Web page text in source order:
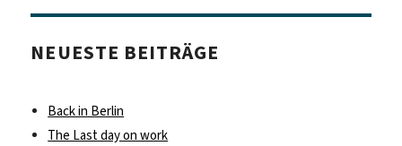
NEUESTE BEITRÄGE
Back in Berlin
The Last day on work